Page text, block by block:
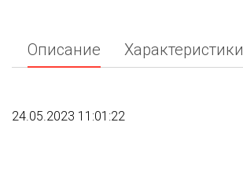
Описание Характеристики
24.05.2023 11:01:22